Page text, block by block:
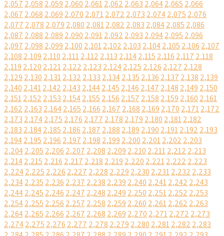
2,057 2,058 2,059 2,060 2,0612,062 2,063 2,0642,065 2,066
2,067 2,068 2,069 2,070 2,0712,072 2,073 2,0742,075 2,076
2,077 2,078 2,079 2,080 2,0812,082 2,083 2,0842,085 2,086
2,087 2,088 2,089 2,090 2,0912,092 2,093 2,0942,095 2,096
2,097 2,098 2,099 2,100 2,1012,102 2,103 2,1042,105 2,106 2,107
2,108 2,109 2,110 2,1112,112 2,113 2,1142,115 2,116 2,117 2,118
2,119 2,120 2,1212,122 2,123 2,1242,125 2,126 2,127 2,128
2,129 2,130 2,1312,132 2,133 2,1342,135 2,136 2,137 2,138 2,139
2,140 2,1412,142 2,143 2,1442,145 2,146 2,147 2,148 2,149 2,150
2,1512,152 2,153 2,1542,155 2,156 2,157 2,158 2,159 2,160 2,161
2,162 2,163 2,1642,165 2,166 2,167 2,168 2,169 2,170 2,1712,172
2,173 2,1742,175 2,176 2,177 2,178 2,179 2,180 2,1812,182
2,183 2,1842,185 2,186 2,187 2,188 2,189 2,190 2,1912,192 2,193
2,1942,195 2,196 2,197 2,198 2,199 2,200 2,2012,202 2,203
2,2042,205 2,206 2,207 2,208 2,209 2,210 2,2112,212 2,213
2,2142,215 2,216 2,217 2,218 2,219 2,220 2,2212,222 2,223
2,2242,225 2,226 2,227 2,228 2,229 2,230 2,2312,232 2,233
2,2342,235 2,236 2,237 2,238 2,239 2,240 2,2412,242 2,243
2,2442,245 2,246 2,247 2,248 2,249 2,250 2,2512,252 2,253
2,2542,255 2,256 2,257 2,258 2,259 2,260 2,2612,262 2,263
2,2642,265 2,266 2,267 2,268 2,269 2,270 2,2712,272 2,273
2,2742,275 2,276 2,277 2,278 2,279 2,280 2,2812,282 2,283